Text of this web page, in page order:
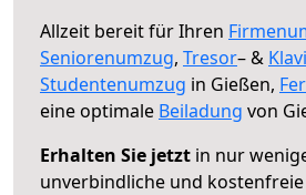
Allzeit bereit für Ihren
Seniorenumzug, Tresor– &
Studentenumzug in Gießen,
eine optimale Beiladung von
Erhalten Sie jetzt in nur
unverbindliche und